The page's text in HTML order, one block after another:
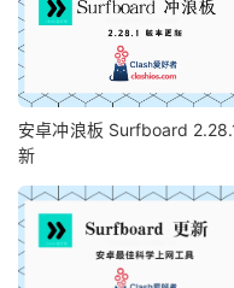
安卓冲浪板 Surfboard
新